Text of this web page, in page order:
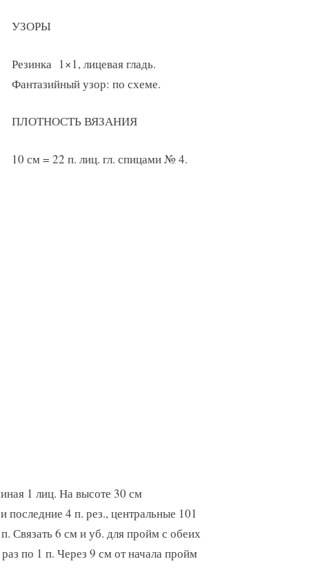
УЗОРЫ
Резинка 1×1, лицевая гладь.
Фантазийный узор: по схеме.
ПЛОТНОСТЬ ВЯЗАНИЯ
10 см = 22 п. лиц. гл. спицами № 4.
1 лиц. На высоте 30 см
4 п. рез., центральные 101
Связать 6 см и уб. для пройм с обеих
по 1 п. Через 9 см от начала пройм